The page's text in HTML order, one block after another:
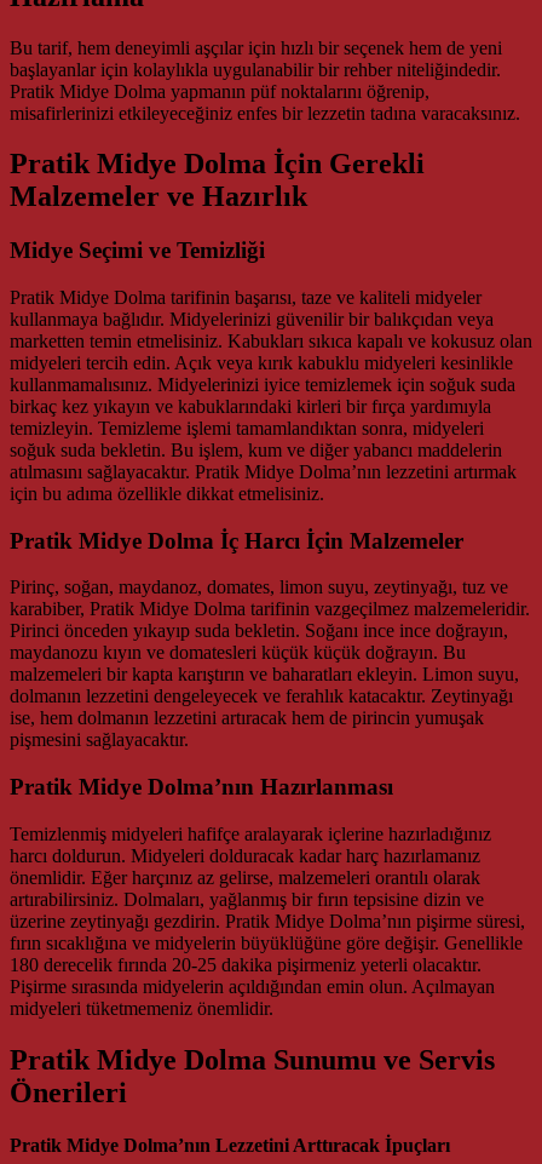
Bu tarif, hem deneyimli aşçılar için hızlı bir seçenek hem de yeni
başlayanlar için kolaylıkla uygulanabilir bir rehber niteliğindedir.
Pratik Midye Dolma yapmanın püf noktalarını öğrenip,
misafirlerinizi etkileyeceğiniz enfes bir lezzetin tadına varacaksınız.
Pratik Midye Dolma İçin Gerekli
Malzemeler ve Hazırlık
Midye Seçimi ve Temizliği
Pratik Midye Dolma tarifinin başarısı, taze ve kaliteli midyeler
kullanmaya bağlıdır. Midyelerinizi güvenilir bir balıkçıdan veya
marketten temin etmelisiniz. Kabukları sıkıca kapalı ve kokusuz olan
midyeleri tercih edin. Açık veya kırık kabuklu midyeleri kesinlikle
kullanmamalısınız. Midyelerinizi iyice temizlemek için soğuk suda
birkaç kez yıkayın ve kabuklarındaki kirleri bir fırça yardımıyla
temizleyin. Temizleme işlemi tamamlandıktan sonra, midyeleri
soğuk suda bekletin. Bu işlem, kum ve diğer yabancı maddelerin
atılmasını sağlayacaktır. Pratik Midye Dolma’nın lezzetini artırmak
için bu adıma özellikle dikkat etmelisiniz.
Pratik Midye Dolma İç Harcı İçin Malzemeler
Pirinç, soğan, maydanoz, domates, limon suyu, zeytinyağı, tuz ve
karabiber, Pratik Midye Dolma tarifinin vazgeçilmez malzemeleridir.
Pirinci önceden yıkayıp suda bekletin. Soğanı ince ince doğrayın,
maydanozu kıyın ve domatesleri küçük küçük doğrayın. Bu
malzemeleri bir kapta karıştırın ve baharatları ekleyin. Limon suyu,
dolmanın lezzetini dengeleyecek ve ferahlık katacaktır. Zeytinyağı
ise, hem dolmanın lezzetini artıracak hem de pirincin yumuşak
pişmesini sağlayacaktır.
Pratik Midye Dolma’nın Hazırlanması
Temizlenmiş midyeleri hafifçe aralayarak içlerine hazırladığınız
harcı doldurun. Midyeleri dolduracak kadar harç hazırlamanız
önemlidir. Eğer harçınız az gelirse, malzemeleri orantılı olarak
artırabilirsiniz. Dolmaları, yağlanmış bir fırın tepsisine dizin ve
üzerine zeytinyağı gezdirin. Pratik Midye Dolma’nın pişirme süresi,
fırın sıcaklığına ve midyelerin büyüklüğüne göre değişir. Genellikle
180 derecelik fırında 20-25 dakika pişirmeniz yeterli olacaktır.
Pişirme sırasında midyelerin açıldığından emin olun. Açılmayan
midyeleri tüketmemeniz önemlidir.
Pratik Midye Dolma Sunumu ve Servis
Önerileri
Pratik Midye Dolma’nın Lezzetini Arttıracak İpuçları